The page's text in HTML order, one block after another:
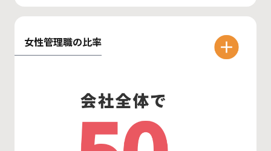
女性管理職の比率